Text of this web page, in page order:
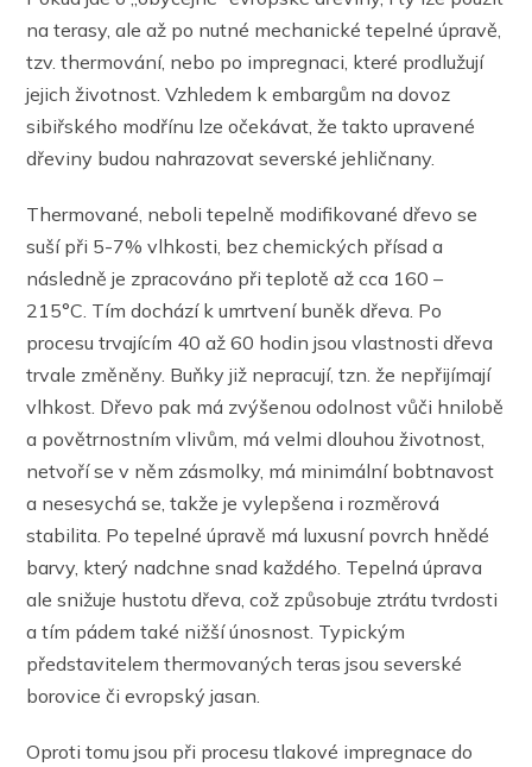
na terasy, ale až po nutné mechanické tepelné úpravě,
tzv. thermování, nebo po impregnaci, které prodlužují
jejich životnost. Vzhledem k embargům na dovoz
sibiřského modřínu lze očekávat, že takto upravené
dřeviny budou nahrazovat severské jehličnany.
Thermované, neboli tepelně modifikované dřevo se
suší při 5-7% vlhkosti, bez chemických přísad a
následně je zpracováno při teplotě až cca 160 –
215°C. Tím dochází k umrtvení buněk dřeva. Po
procesu trvajícím 40 až 60 hodin jsou vlastnosti dřeva
trvale změněny. Buňky již nepracují, tzn. že nepřijímají
vlhkost. Dřevo pak má zvýšenou odolnost vůči hnilobě
a povětrnostním vlivům, má velmi dlouhou životnost,
netvoří se v něm zásmolky, má minimální bobtnavost
a nesesychá se, takže je vylepšena i rozměrová
stabilita. Po tepelné úpravě má luxusní povrch hnědé
barvy, který nadchne snad každého. Tepelná úprava
ale snižuje hustotu dřeva, což způsobuje ztrátu tvrdosti
a tím pádem také nižší únosnost. Typickým
představitelem thermovaných teras jsou severské
borovice či evropský jasan.
Oproti tomu jsou při procesu tlakové impregnace do